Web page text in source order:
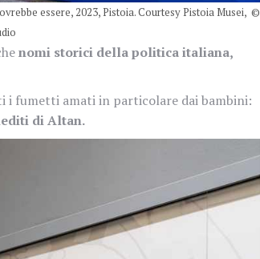
essere, 2023, Pistoia. Courtesy Pistoia Musei, ©
nomi storici della politica italiana,
i fumetti amati in particolare dai bambini:
di Altan.